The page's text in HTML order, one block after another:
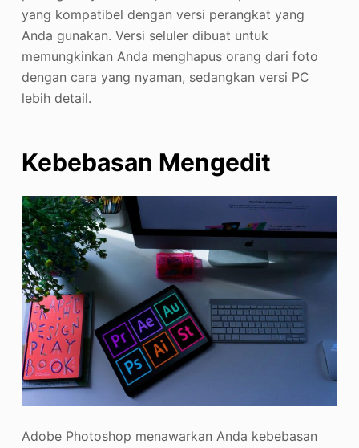
yang kompatibel dengan versi perangkat yang
Anda gunakan. Versi seluler dibuat untuk
memungkinkan Anda menghapus orang dari foto
dengan cara yang nyaman, sedangkan versi PC
lebih detail.
Kebebasan Mengedit
Adobe Photoshop menawarkan Anda kebebasan